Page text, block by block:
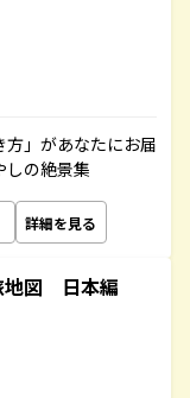
」があなたにお届
しの絶景集
詳細を見る
図 日本編